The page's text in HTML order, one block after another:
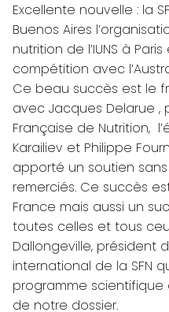
Excellente nouvelle : la
Buenos Aires
nutrition de l’IUNS à
compétition avec
Ce beau succès est le
avec Jacques Delarue ,
Française de Nutrition,
Karailiev et Philippe
apporté un soutien sans
remerciés. Ce succès
France mais aussi un
toutes celles et tous
Dallongeville, président
international de la SFN
programme
de notre dossier.